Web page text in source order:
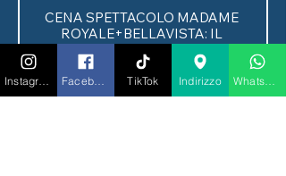
CENA SPETTACOLO MADAME
ROYALE+BELLAVISTA: IL
BIGLIETTO DI ENTRATA
COMPRENDE:
✅ Ingresso
✅ Tavolo riservato
TikTok Indirizzo